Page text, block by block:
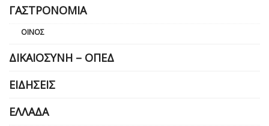
ΓΑΣΤΡΟΝΟΜΊΑ
ΟΊΝΟΣ
ΔΙΚΑΙΟΣΎΝΗ – ΟΠΕΔ
ΕΙΔΉΣΕΙΣ
ΕΛΛΆΔΑ